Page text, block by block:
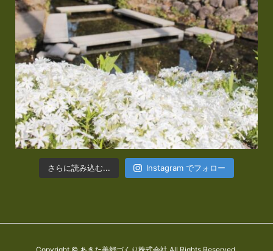
さらに読み込む... Instagram でフォロー